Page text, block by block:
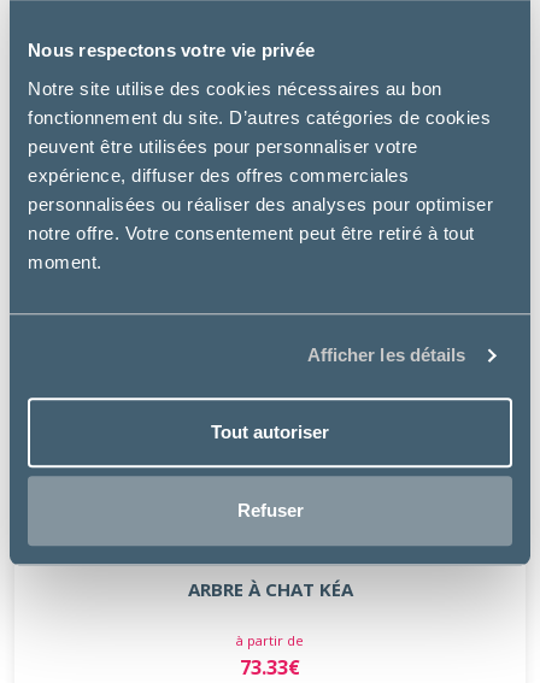
Nous respectons votre vie privée
Notre site utilise des cookies nécessaires au bon
fonctionnement du site. D’autres catégories de cookies
peuvent être utilisées pour personnaliser votre
expérience, diffuser des offres commerciales
personnalisées ou réaliser des analyses pour optimiser
notre offre. Votre consentement peut être retiré à tout
moment.
Afficher les détails
Tout autoriser
Refuser
Matériel
ARBRE À CHAT KÉA
à partir de
73.33€